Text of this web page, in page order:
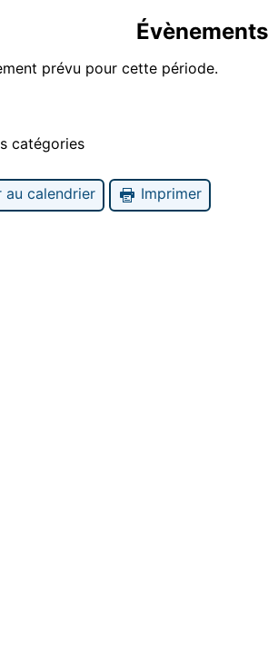
prévu pour cette période.
catégories
au calendrier Imprimer